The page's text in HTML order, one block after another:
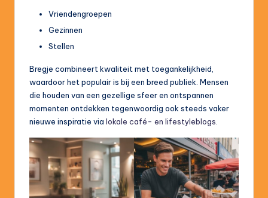
Vriendengroepen
Gezinnen
Stellen
Bregje combineert kwaliteit met toegankelijkheid,
waardoor het populair is bij een breed publiek. Mensen
die houden van een gezellige sfeer en ontspannen
momenten ontdekken tegenwoordig ook steeds vaker
nieuwe inspiratie via lokale café- en lifestyleblogs.